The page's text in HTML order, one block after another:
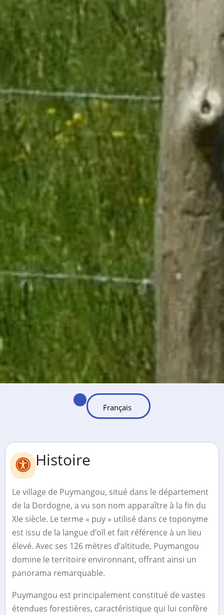
Histoire
Le village de Puymangou, situé dans le département
de la Dordogne, a vu son nom apparaître à la fin du
XIe siècle. Le terme « puy » utilisé dans ce toponyme
est issu de la langue d’oïl et fait référence à un lieu
élevé. Avec ses 126 mètres d’altitude, Puymangou
domine le territoire environnant, offrant ainsi un
panorama remarquable.
Puymangou est principalement constitué de vastes
étendues forestières, caractéristique qui lui confère